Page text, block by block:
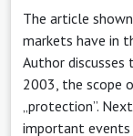
The article
markets have in
Author
2003, the scope
„protection”.
important events